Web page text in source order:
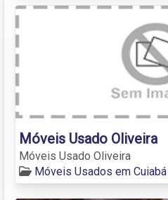
Móveis Usado Oliveira
Móveis Usado Oliveira
Móveis Usados em Cuiabá